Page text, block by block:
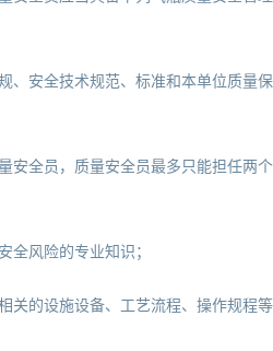
、安全技术规范、标准和本单位质量保
安全员，质量安全员最多只能担任两个
全风险的专业知识；
关的设施设备、工艺流程、操作规程等